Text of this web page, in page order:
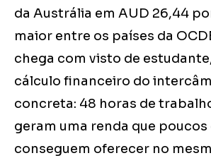
da Austrália em AUD 26,44
maior entre os países da
chega com visto de
cálculo financeiro do
concreta: 48 horas de
geram uma renda que
conseguem oferecer no